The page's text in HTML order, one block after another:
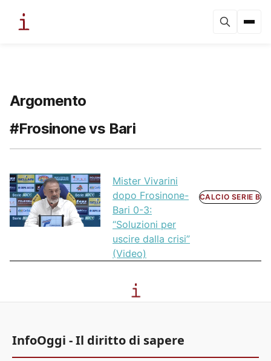
Argomento
#Frosinone vs Bari
Mister Vivarini
dopo Frosinone-
Bari 0-3:
“Soluzioni per
uscire dalla crisi”
(Video)
CALCIO SERIE B
InfoOggi - Il diritto di sapere